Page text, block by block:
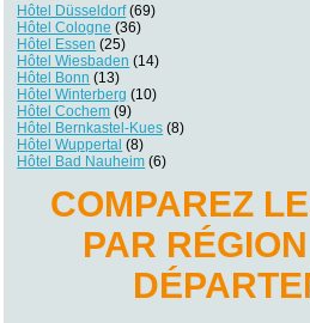
Hôtel Düsseldorf(69)
Hôtel Cologne (36)
Hôtel Essen (25)
Hôtel Wiesbaden (14)
Hôtel Bonn (13)
Hôtel Winterberg (10)
Hôtel Cochem (9)
Hôtel Bernkastel-Kues (8)
Hôtel Wuppertal (8)
Hôtel Bad Nauheim (6)
COMPAREZ
PAR